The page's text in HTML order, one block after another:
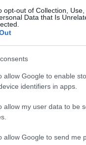
opt-out of Collection,
Data that Is
allow Google to enable
identifiers in apps.
allow my user data to be
allow Google to send me